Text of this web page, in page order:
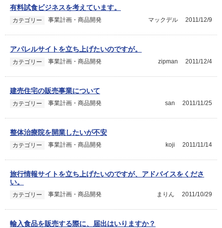
有料試食ビジネスを考えています。
カテゴリー 事業計画・商品開発 2011/12/9
マックデル
アパレルサイトを立ち上げたいのですが。
カテゴリー 事業計画・商品開発 2011/12/4
zipman
建売住宅の販売事業について
カテゴリー 事業計画・商品開発 2011/11/25
san
整体治療院を開業したいが不安
カテゴリー 事業計画・商品開発 2011/11/14
koji
旅行情報サイトを立ち上げたいのですが、アドバイスをくださ
い。
カテゴリー 事業計画・商品開発 2011/10/29
まりん
輸入食品を販売する際に、届出はいりますか？